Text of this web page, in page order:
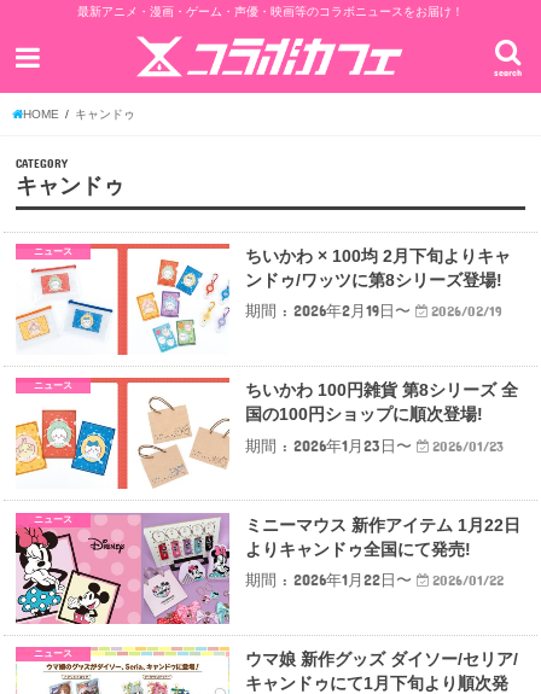
最新アニメ・漫画・ゲーム・声優・映画等のコラボニュースをお届け！
search
HOME キャンドゥ
CATEGORY
キャンドゥ
ニュース
ちいかわ × 100均 2月下旬よりキャ
ンドゥ/ワッツに第8シリーズ登場!
期間 : 2026年2月19日〜
2026/02/19
ニュース
ちいかわ 100円雑貨 第8シリーズ 全
国の100円ショップに順次登場!
期間 : 2026年1月23日〜
2026/01/23
ニュース
ミニーマウス 新作アイテム 1月22日
よりキャンドゥ全国にて発売!
期間 : 2026年1月22日〜
2026/01/22
ニュース
ウマ娘 新作グッズ ダイソー/セリア/
キャンドゥにて1月下旬より順次発